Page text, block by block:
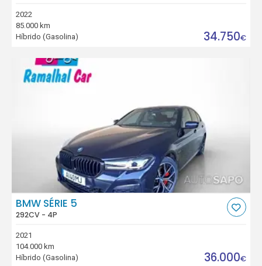
2022
85.000 km
Híbrido (Gasolina)
34.750€
BMW SÉRIE 5
292CV - 4P
2021
104.000 km
Híbrido (Gasolina)
36.000€